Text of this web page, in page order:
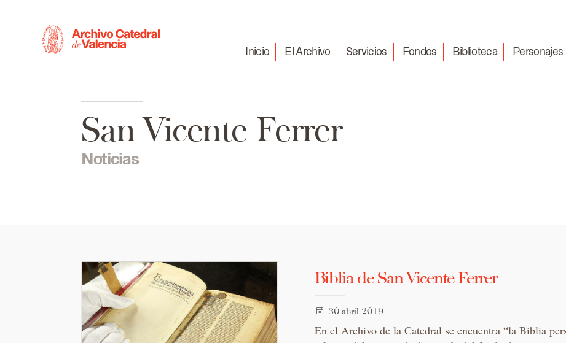
Inicio El Archivo Servicios Fondos Biblioteca Personajes
San Vicente Ferrer
Noticias
Biblia de San Vicente Ferrer
30 abril 2019
En el Archivo de la Catedral se encuentra “la Biblia